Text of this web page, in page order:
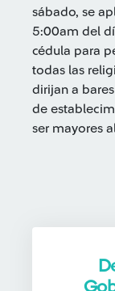
sábado, se
5:00am del
cédula para
todas las
dirijan a
de
ser mayores